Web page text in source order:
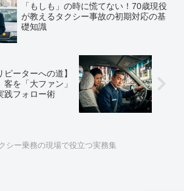
「もしも」の時に慌てない！70歳現役
が教えるタクシー事故の初期対応の基
礎知識
ピーターへの道】
客を「大ファン」
践フォロー術
シー乗務の現場で役立つ実務集